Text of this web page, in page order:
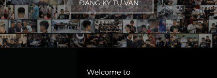
ĐĂNG KÝ TƯ VẤN
Welcome to